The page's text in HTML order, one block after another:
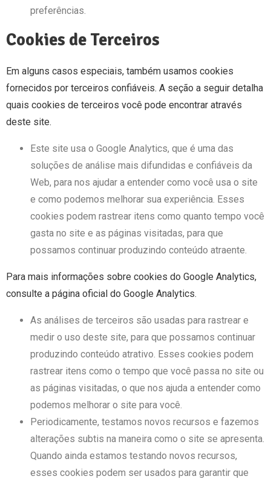
preferências.
Cookies de Terceiros
Em alguns casos especiais, também usamos cookies
fornecidos por terceiros confiáveis. A seção a seguir detalha
quais cookies de terceiros você pode encontrar através
deste site.
Este site usa o Google Analytics, que é uma das
soluções de análise mais difundidas e confiáveis ​​da
Web, para nos ajudar a entender como você usa o site
e como podemos melhorar sua experiência. Esses
cookies podem rastrear itens como quanto tempo você
gasta no site e as páginas visitadas, para que
possamos continuar produzindo conteúdo atraente.
Para mais informações sobre cookies do Google Analytics,
consulte a página oficial do Google Analytics.
As análises de terceiros são usadas para rastrear e
medir o uso deste site, para que possamos continuar
produzindo conteúdo atrativo. Esses cookies podem
rastrear itens como o tempo que você passa no site ou
as páginas visitadas, o que nos ajuda a entender como
podemos melhorar o site para você.
Periodicamente, testamos novos recursos e fazemos
alterações subtis na maneira como o site se apresenta.
Quando ainda estamos testando novos recursos,
esses cookies podem ser usados ​​para garantir que